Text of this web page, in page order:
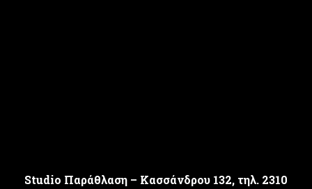
Studio Παράθλαση – Κασσάνδρου 132, τηλ. 2310